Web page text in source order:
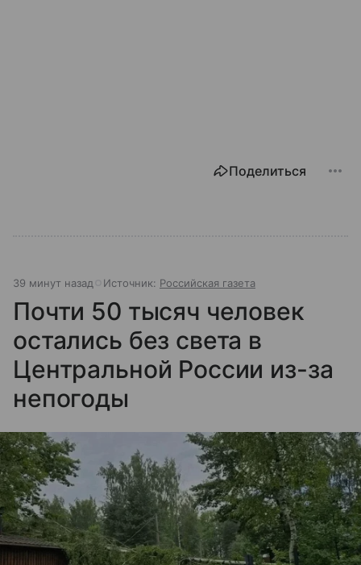
Поделиться
39 минут назад Источник: Российская газета
Почти 50 тысяч человек
остались без света в
Центральной России из-за
непогоды